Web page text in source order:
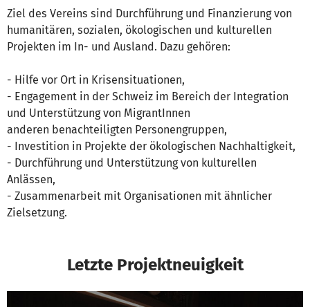
Ziel des Vereins sind Durchführung und Finanzierung von
humanitären, sozialen, ökologischen und kulturellen
Projekten im In- und Ausland. Dazu gehören:
- Hilfe vor Ort in Krisensituationen,
- Engagement in der Schweiz im Bereich der Integration
und Unterstützung von MigrantInnen
anderen benachteiligten Personengruppen,
- Investition in Projekte der ökologischen Nachhaltigkeit,
- Durchführung und Unterstützung von kulturellen
Anlässen,
- Zusammenarbeit mit Organisationen mit ähnlicher
Zielsetzung.
Letzte Projektneuigkeit